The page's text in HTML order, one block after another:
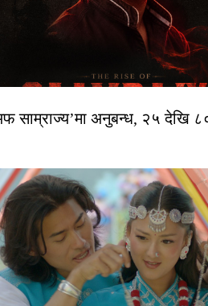
साम्राज्य’मा अनुबन्ध, २५ देखि